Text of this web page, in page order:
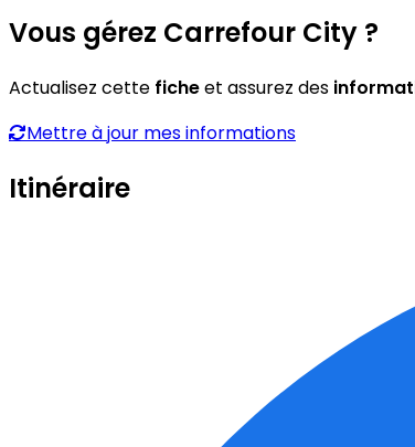
Vous gérez Carrefour City ?
Actualisez cette ficheet assurez des
Mettre à jour mes informations
Itinéraire